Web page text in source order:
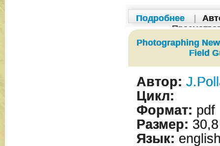
Подробнее
Photographing
Field
Автор:
Цикл:
Формат: pdf
Размер:
Язык: